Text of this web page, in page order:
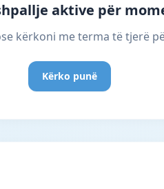
aktive për
kërkoni me terma të tjerë
Kërko punë